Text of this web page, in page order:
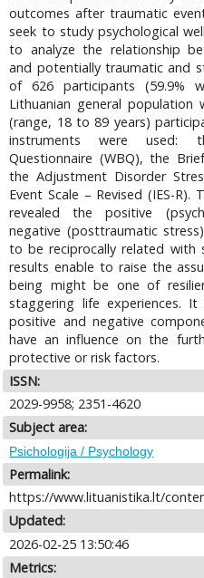
outcomes after traumatic
seek to study psychological
to analyze the relationship
and potentially traumatic and
of 626 participants (59.9%
Lithuanian general
(range, 18 to 89 years)
instruments were used:
Questionnaire (WBQ), the
the Adjustment Disorder
Event Scale – Revised (IES-
revealed the positive
negative (posttraumatic
to be reciprocally related with
results enable to raise the
being might be one of
staggering life experiences.
positive and negative
have an influence on the
protective or risk factors.
ISSN:
2029-9958; 2351-4620
Subject area:
Psichologija / Psychology
Permalink:
https://www.lituanistika.lt/
Updated:
2026-02-25 13:50:46
Metrics: